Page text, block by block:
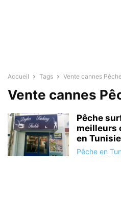
Accueil Tags Vente cannes
Vente cannes
Pêche
meilleurs
en Tunisie
Pêche en